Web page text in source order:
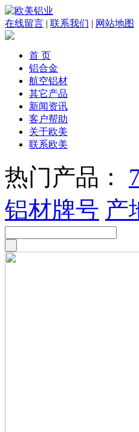
在线留言 | 联系我们 | 网站地图
首 页
铝合金
航空铝材
其它产品
新闻资讯
客户帮助
关于欧美
联系欧美
热门产品：
铝材牌号 产